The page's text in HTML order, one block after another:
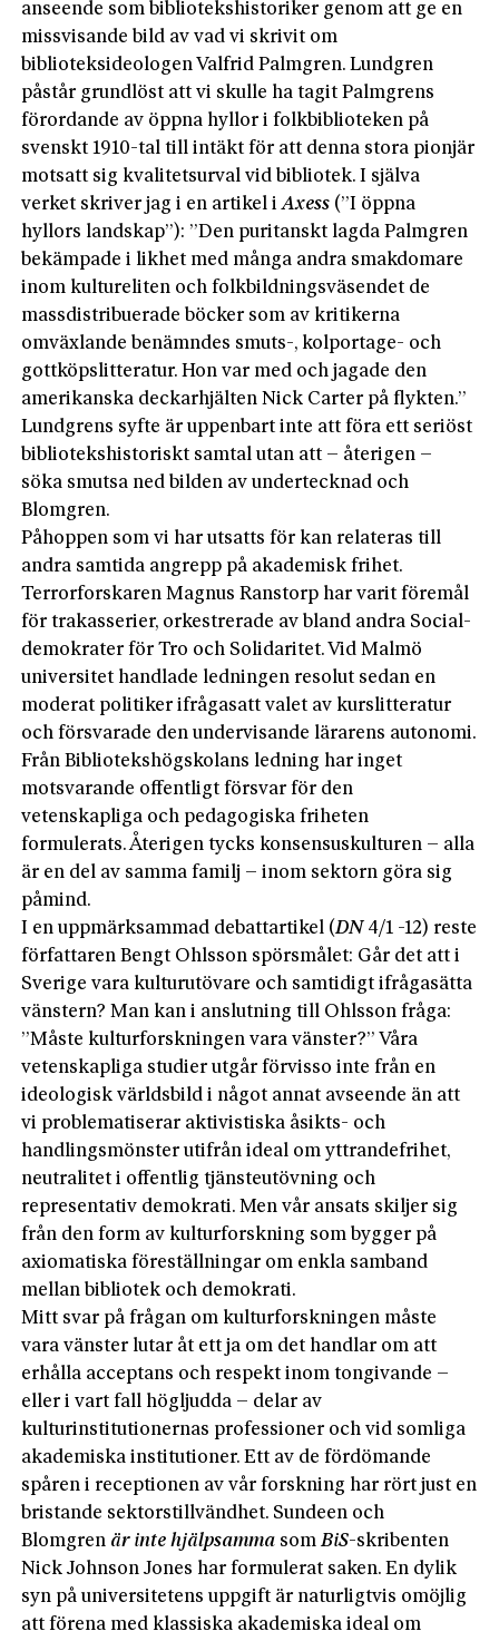
anseende som bibliotekshistoriker genom att ge en
missvisande bild av vad vi skrivit om
biblioteksideologen Valfrid Palmgren. Lundgren
påstår grundlöst att vi skulle ha tagit Palmgrens
förordande av öppna hyllor i folkbiblioteken på
svenskt 1910-tal till intäkt för att denna stora pionjär
motsatt sig kvalitetsurval vid biblio­tek. I själva
verket skriver jag i en artikel i ­Axess (”I öppna
hyllors landskap”): ”Den puritanskt lagda Palmgren
bekämpade i likhet med många andra smakdomare
inom kultureliten och folkbildningsväsendet de
massdistribuerade böcker som av kritikerna
omväxlande benämndes smuts-, kolportage- och
gottköpslitteratur. Hon var med och jagade den
amerikanska deckarhjälten Nick Carter på flykten.”
Lundgrens syfte är uppenbart inte att föra ett seriöst
biblioteks­historiskt samtal utan att – återigen –
söka smutsa ned bilden av undertecknad och
Blomgren.
Påhoppen som vi har utsatts för kan relateras till
andra samtida angrepp på akademisk frihet.
Terrorforskaren Magnus Ranstorp har varit föremål
för trakasserier, orkestrerade av bland andra Social­
demokrater för Tro och Solidaritet. Vid Malmö
universitet handlade ledningen resolut sedan en
moderat politiker ifrågasatt valet av kurslitteratur
och försvarade den undervisande lärarens autonomi.
Från Bibliotekshögskolans ledning har inget
motsvarande offentligt försvar för den
vetenskapliga och pedagogiska friheten
formulerats. Återigen tycks konsensuskulturen – alla
är en del av samma familj – inom sektorn göra sig
påmind.
I en uppmärksammad debattartikel (DN 4/1 -12) reste
författaren Bengt Ohlsson spörsmålet: Går det att i
Sverige vara kulturutövare och samtidigt ifrågasätta
vänstern? Man kan i anslutning till Ohlsson fråga:
”Måste kulturforskningen vara vänster?” Våra
vetenskapliga studier utgår förvisso inte från en
ideologisk världsbild i något annat avseende än att
vi problematiserar aktivistiska åsikts- och
handlingsmönster utifrån ideal om yttrandefrihet,
neutralitet i offentlig tjänsteutövning och
representativ demokrati. Men vår ansats skiljer sig
från den form av kulturforskning som bygger på
axiomatiska föreställningar om enkla samband
mellan bibliotek och demokrati.
Mitt svar på frågan om kulturforskningen måste
vara vänster lutar åt ett ja om det handlar om att
erhålla acceptans och respekt inom tongivande –
eller i vart fall högljudda – delar av
kulturinstitutionernas professioner och vid somliga
akademiska institutioner. Ett av de fördömande
spåren i receptionen av vår forskning har rört just en
bristande sektorstillvändhet. Sundeen och
Blomgren är inte hjälpsamma somBiS-skribenten
Nick Johnson Jones har formulerat saken. En dylik
syn på universitetens uppgift är naturligtvis omöjlig
att förena med klassiska akademiska ideal om